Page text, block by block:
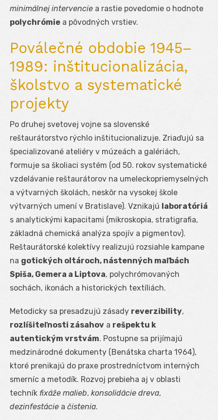
minimálnej intervencie a rastie povedomie o hodnote
polychrómie a pôvodných vrstiev.
Poválečné obdobie 1945–
1989: inštitucionalizácia,
školstvo a systematické
projekty
Po druhej svetovej vojne sa slovenské
reštaurátorstvo rýchlo inštitucionalizuje. Zriaďujú sa
špecializované ateliéry v múzeách a galériách,
formuje sa školiaci systém (od 50. rokov systematické
vzdelávanie reštaurátorov na umeleckopriemyselných
a výtvarných školách, neskôr na vysokej škole
výtvarných umení v Bratislave). Vznikajú laboratóriá
s analytickými kapacitami (mikroskopia, stratigrafia,
základná chemická analýza spojív a pigmentov).
Reštaurátorské kolektívy realizujú rozsiahle kampane
na gotických oltároch, nástenných maľbách
Spiša, Gemera a Liptova, polychrómovaných
sochách, ikonách a historických textíliách.
Metodicky sa presadzujú zásady reverzibility,
rozlíšiteľnosti zásahov a rešpektu k
autentickým vrstvám. Postupne sa prijímajú
medzinárodné dokumenty (Benátska charta 1964),
ktoré prenikajú do praxe prostredníctvom interných
smerníc a metodík. Rozvoj prebieha aj v oblasti
techník fixáže malieb, konsolidácie dreva,
dezinfestácie a čistenia.